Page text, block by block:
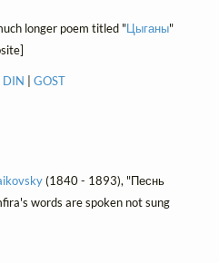
longer poem titled "Цыганы"
DIN GOST
(1840 - 1893), "Песнь
words are spoken not sung